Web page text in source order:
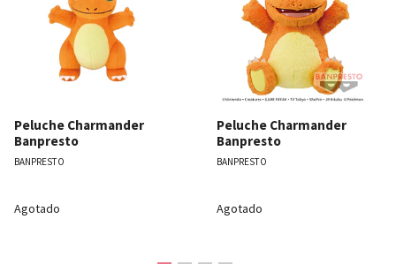
Peluche Charmander
Banpresto
BANPRESTO
Agotado
Peluche Charmander
Banpresto
BANPRESTO
Agotado